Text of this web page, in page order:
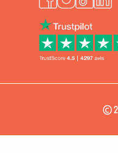
©